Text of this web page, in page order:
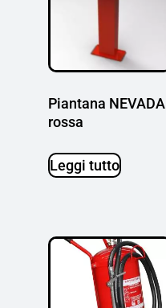
Piantana NEVADA
rossa
Leggi tutto